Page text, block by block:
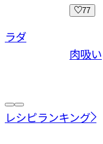
ラダ
77
肉吸い
レシピランキング